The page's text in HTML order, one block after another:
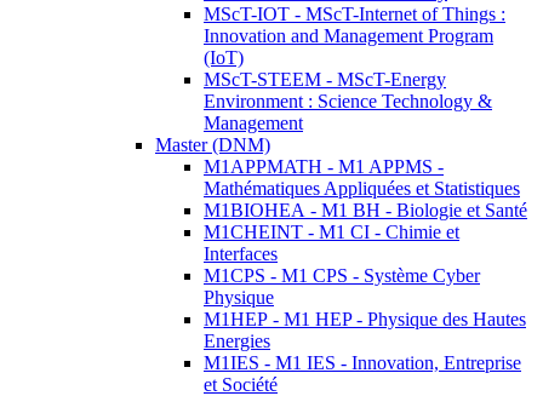
MScT-IOT - MScT-Internet of Things :
Innovation and Management Program
(IoT)
MScT-STEEM - MScT-Energy
Environment : Science Technology &
Management
Master (DNM)
M1APPMATH - M1 APPMS -
Mathématiques Appliquées et Statistiques
M1BIOHEA - M1 BH - Biologie et Santé
M1CHEINT - M1 CI - Chimie et
Interfaces
M1CPS - M1 CPS - Système Cyber
Physique
M1HEP - M1 HEP - Physique des Hautes
Energies
M1IES - M1 IES - Innovation, Entreprise
et Société